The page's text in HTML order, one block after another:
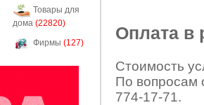
Товары для
дома (22820)
Фирмы (127)
Оплата в
Стоимость
По вопросам
774-17-71.